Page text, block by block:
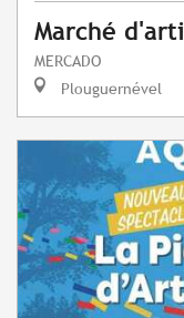
Marché
MERCADO
Plouguernével